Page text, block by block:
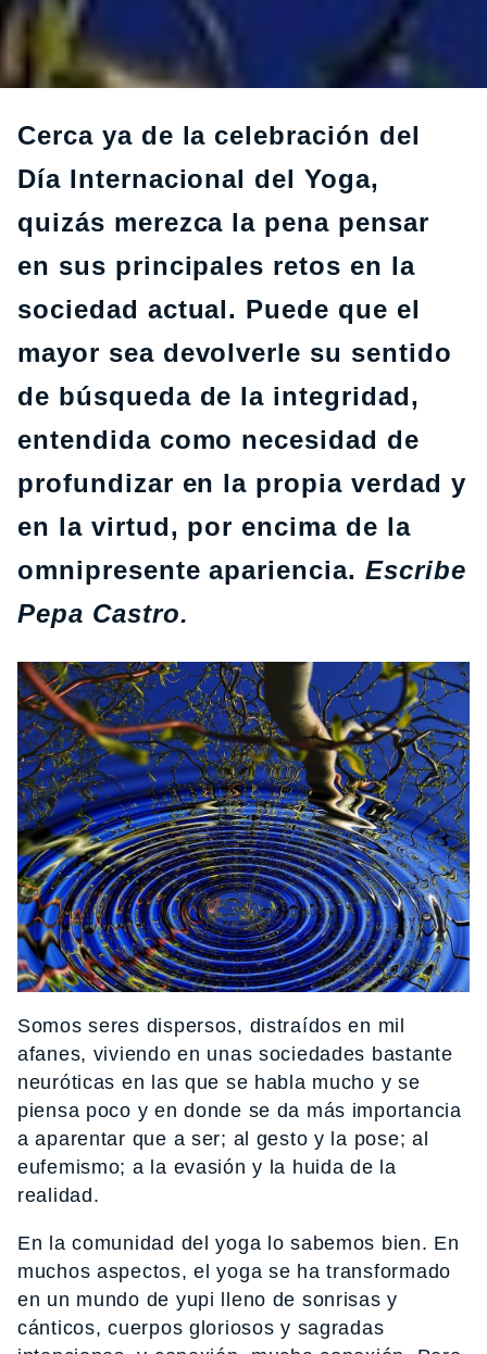
Cerca ya de la celebración del
Día Internacional del Yoga,
quizás merezca la pena pensar
en sus principales retos en la
sociedad actual. Puede que el
mayor sea devolverle su sentido
de búsqueda de la integridad,
entendida como necesidad de
profundizar en la propia verdad y
en la virtud, por encima de la
omnipresente apariencia.Escribe
Pepa Castro.
Somos seres dispersos, distraídos en mil
afanes, viviendo en unas sociedades bastante
neuróticas en las que se habla mucho y se
piensa poco y en donde se da más importancia
a aparentar que a ser; al gesto y la pose; al
eufemismo; a la evasión y la huida de la
realidad.
En la comunidad del yoga lo sabemos bien. En
muchos aspectos, el yoga se ha transformado
en un mundo de yupi lleno de sonrisas y
cánticos, cuerpos gloriosos y sagradas